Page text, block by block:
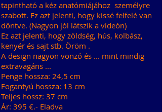
tapintható a kéz anatómiájához személyre
szabott. Ez azt jelenti, hogy kissé felfelé van
döntve. (Nagyon jól látszik a videón)
Ez azt jelenti, hogy zöldség, hús, kolbász,
kenyér és sajt stb. Öröm .
A design nagyon vonzó és ... mint mindig
extravagáns ...
Penge hossza: 24,5 cm
Fogantyú hossza: 13 cm
Teljes hossz: 37 cm
Ár: 395 €.- Eladva